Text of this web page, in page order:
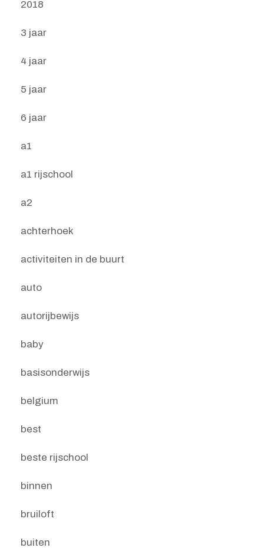
2018
3 jaar
4 jaar
5 jaar
6 jaar
a1
a1 rijschool
a2
achterhoek
activiteiten in de buurt
auto
autorijbewijs
baby
basisonderwijs
belgium
best
beste rijschool
binnen
bruiloft
buiten